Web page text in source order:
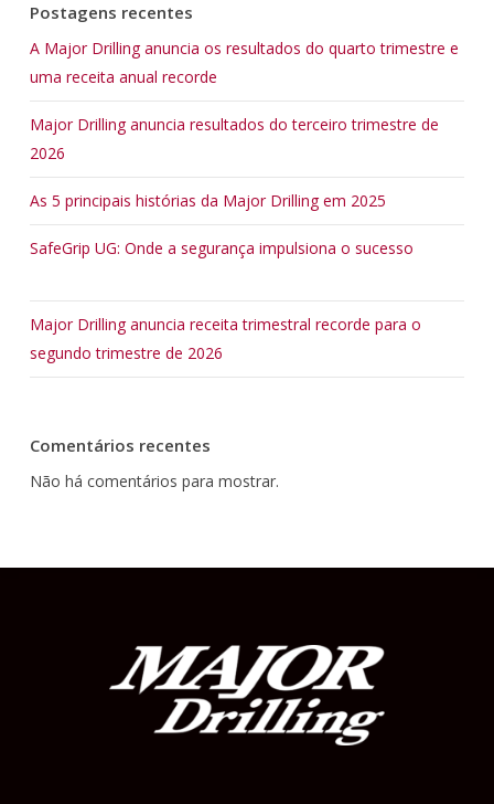
Postagens recentes
A Major Drilling anuncia os resultados do quarto trimestre e
uma receita anual recorde
Major Drilling anuncia resultados do terceiro trimestre de
2026
As 5 principais histórias da Major Drilling em 2025
SafeGrip UG: Onde a segurança impulsiona o sucesso
Major Drilling anuncia receita trimestral recorde para o
segundo trimestre de 2026
Comentários recentes
Não há comentários para mostrar.